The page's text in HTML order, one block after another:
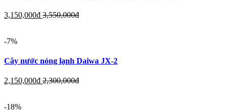
3,150,000đ 3,550,000đ
-7%
Cây nước nóng lạnh Daiwa JX-2
2,150,000đ 2,300,000đ
-18%